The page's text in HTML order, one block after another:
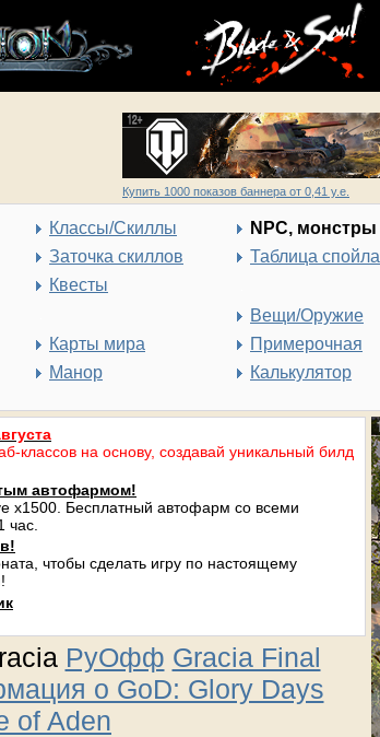
Купить 1000 показов баннера от 0,41 у.е.
Классы/Скиллы
Заточка скиллов
Квесты
Карты мира
Манор
NPC, монстры
Таблица спойла
Вещи/Оружие
Примерочная
Калькулятор
классов на основу, создавай уникальный билд
автофармом!
x1500. Бесплатный автофарм со всеми
чтобы сделать игру по настоящему
РуОфф Gracia Final
о GoD: Glory Days
of Aden